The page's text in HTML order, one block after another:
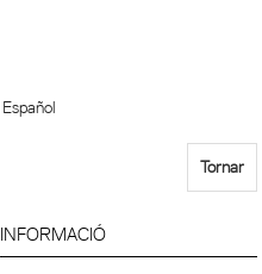
Español
Tornar
INFORMACIÓ